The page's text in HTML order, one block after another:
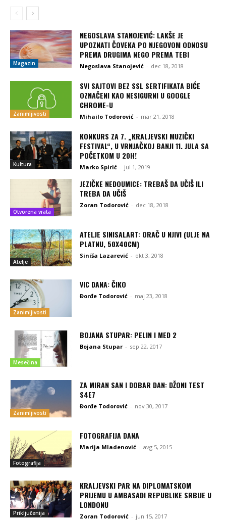
Magazin
NEGOSLAVA STANOJEVIĆ: LAKŠE JE
UPOZNATI ČOVEKA PO NJEGOVOM ODNOSU
PREMA DRUGIMA NEGO PREMA TEBI
Negoslava Stanojević - dec 18, 2018
Zanimljivosti
SVI SAJTOVI BEZ SSL SERTIFIKATA BIĆE
OZNAČENI KAO NESIGURNI U GOOGLE
CHROME-U
Mihailo Todorović - mar 21, 2018
Kultura
KONKURS ZA 7. „KRALJEVSKI MUZIČKI
FESTIVAL“, U VRNJAČKOJ BANJI 11. JULA SA
POČETKOM U 20H!
Marko Spirić - jul 1, 2019
Otvorena vrata
JEZIČKE NEDOUMICE: TREBAŠ DA UČIŠ ILI
TREBA DA UČIŠ
Zoran Todorović - dec 18, 2018
Atelje
ATELJE SINISALART: ORAČ U NJIVI (ULJE NA
PLATNU, 50X40CM)
Siniša Lazarević - okt 3, 2018
Zanimljivosti
VIC DANA: ČIKO
Đorđe Todorović - maj 23, 2018
Mesečina
BOJANA STUPAR: PELIN I MED 2
Bojana Stupar - sep 22, 2017
Zanimljivosti
ZA MIRAN SAN I DOBAR DAN: DŽONI TEST
S4E7
Đorđe Todorović - nov 30, 2017
Fotografija
FOTOGRAFIJA DANA
Marija Mladenović - avg 5, 2015
Priključenija
KRALJEVSKI PAR NA DIPLOMATSKOM
PRIJEMU U AMBASADI REPUBLIKE SRBIJE U
LONDONU
Zoran Todorović - jun 15, 2017